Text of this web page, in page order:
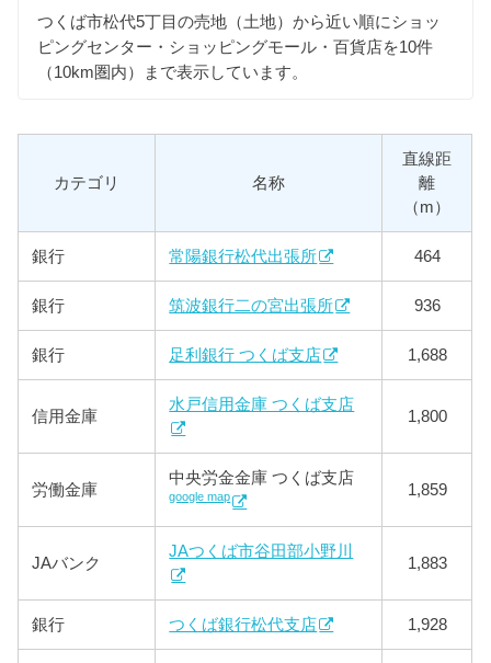
つくば市松代5丁目の売地（土地）から近い順にショッ
ピングセンター・ショッピングモール・百貨店を10件
（10km圏内）まで表示しています。
カテゴリ 名称
直線距
離
（m）
銀行 常陽銀行松代出張所 464
銀行 筑波銀行二の宮出張所 936
銀行 足利銀行 つくば支店 1,688
信用金庫
水戸信用金庫 つくば支店
1,800
労働金庫
中央労金金庫 つくば支店
google map 1,859
JAバンク
JAつくば市谷田部小野川
1,883
銀行 つくば銀行松代支店 1,928